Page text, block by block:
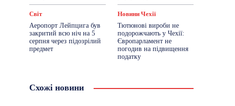
Світ
Аеропорт Лейпцига був
закритий всю ніч на 5
серпня через підозрілий
предмет
Новини Чехії
Тютюнові вироби не
подорожчають у Чехії:
Європарламент не
погодив на підвищення
податку
Схожі новини